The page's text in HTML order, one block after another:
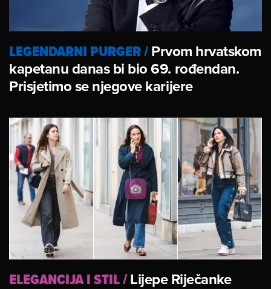
LEGENDARNI PURGER/Prvom hrvatskom
kapetanu danas bi bio 69. rođendan.
Prisjetimo se njegove karijere
ELEGANCIJA I STIL/Lijepe Riječanke